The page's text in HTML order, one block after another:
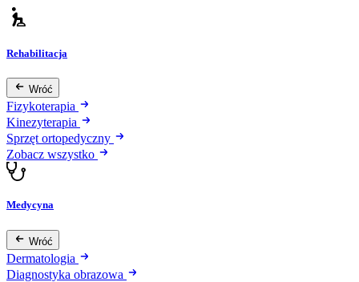
Rehabilitacja
Wróć
Fizykoterapia
Kinezyterapia
Sprzęt ortopedyczny
Zobacz wszystko
Medycyna
Wróć
Dermatologia
Diagnostyka obrazowa